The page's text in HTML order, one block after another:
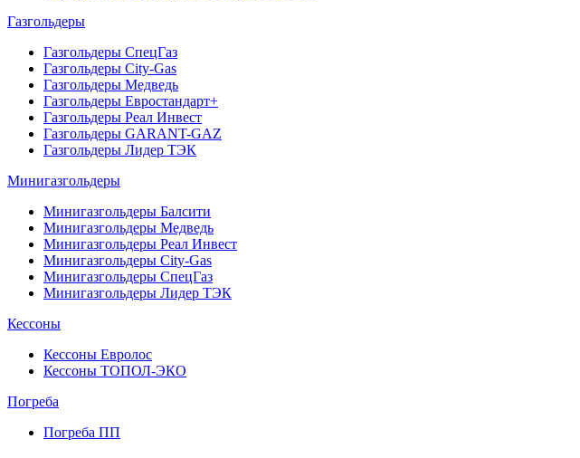
Газгольдеры
Газгольдеры СпецГаз
Газгольдеры City-Gas
Газгольдеры Медведь
Газгольдеры Евростандарт+
Газгольдеры Реал Инвест
Газгольдеры GARANT-GAZ
Газгольдеры Лидер ТЭК
Минигазгольдеры
Минигазгольдеры Балсити
Минигазгольдеры Медведь
Минигазгольдеры Реал Инвест
Минигазгольдеры City-Gas
Минигазгольдеры СпецГаз
Минигазгольдеры Лидер ТЭК
Кессоны
Кессоны Евролос
Кессоны ТОПОЛ-ЭКО
Погребa
Погреба ПП